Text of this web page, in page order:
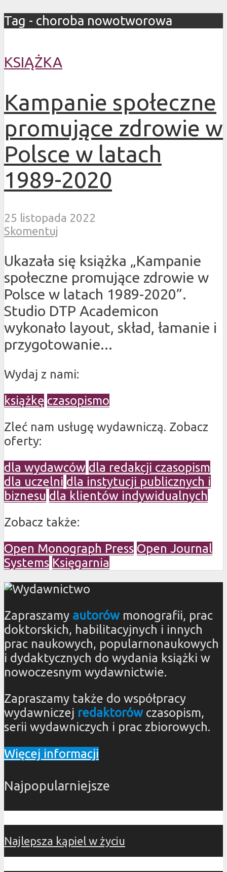
Tag - choroba nowotworowa
KSIĄŻKA
Kampanie społeczne
promujące zdrowie w
Polsce w latach
1989-2020
25 listopada 2022
Skomentuj
Ukazała się książka „Kampanie
społeczne promujące zdrowie w
Polsce w latach 1989-2020”.
Studio DTP Academicon
wykonało layout, skład, łamanie i
przygotowanie...
Wydaj z nami:
książkę czasopismo
Zleć nam usługę wydawniczą. Zobacz
oferty:
dla wydawców dla redakcji czasopism
dla uczelni dla instytucji publicznych i
biznesu dla klientów indywidualnych
Zobacz także:
Open Monograph Press Open Journal
Systems Księgarnia
Zapraszamy autorówmonografii, prac
doktorskich, habilitacyjnych i innych
prac naukowych, popularnonaukowych
i dydaktycznych do wydania książki w
nowoczesnym wydawnictwie.
Zapraszamy także do współpracy
wydawniczej redaktorówczasopism,
serii wydawniczych i prac zbiorowych.
Więcej informacji
Najpopularniejsze
Najlepsza kąpiel w życiu